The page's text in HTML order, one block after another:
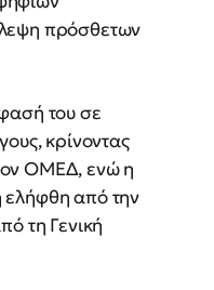
πρόσθετων
του σε
κρίνοντας
ΟΜΕΔ, ενώ η
ελήφθη από την
τη Γενική